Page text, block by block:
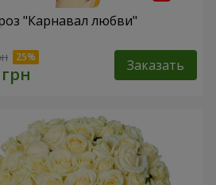
"Карнавал любви"
Заказать